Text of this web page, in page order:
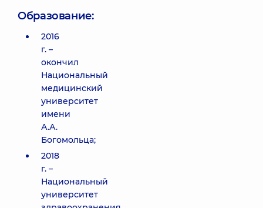
Образование:
2016
г. –
окончил
Национальный
медицинский
университет
имени
А.А.
Богомольца;
2018
г. –
Национальный
университет